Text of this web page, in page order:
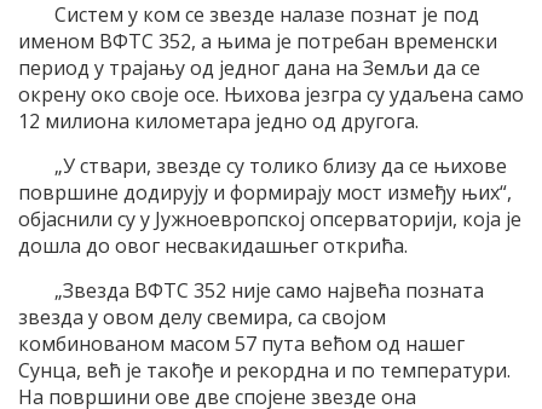
Систем у ком се звезде налазе познат је под
именом ВФТС 352, а њима је потребан временски
период у трајању од једног дана на Земљи да се
окрену око своје осе. Њихова језгра су удаљена само
12 милиона километара једно од другога.
„У ствари, звезде су толико близу да се њихове
површине додирују и формирају мост између њих“,
објаснили су у Јужноевропској опсерваторији, која је
дошла до овог несвакидашњег открића.
„Звезда ВФТС 352 није само највећа позната
звезда у овом делу свемира, са својом
комбинованом масом 57 пута већом од нашег
Сунца, већ је такође и рекордна и по температури.
На површини ове две спојене звезде она